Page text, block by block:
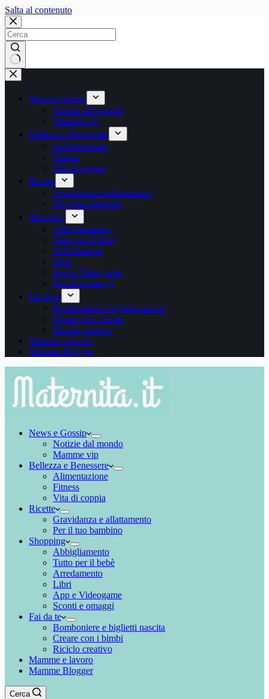
Salta al contenutoSalta
contenuto
Nessun
risultato
News e Gossip
Notizie dal mondo
Mamme vip
Bellezza e Benessere
Alimentazione
Fitness
Vita di coppia
Ricette
Gravidanza e allattamento
Per il tuo bambino
Shopping
Abbigliamento
Tutto per il bebè
Arredamento
Libri
App e Videogame
Sconti e omaggi
Fai da te
Bomboniere e biglietti nascita
Creare con i bimbi
Riciclo creativo
Mamme e lavoro
Mamme Blogger
News e Gossip
Notizie dal mondo
Mamme vip
Bellezza e Benessere
Alimentazione
Fitness
Vita di coppia
Ricette
Gravidanza e allattamento
Per il tuo bambino
Shopping
Abbigliamento
Tutto per il bebè
Arredamento
Libri
App e Videogame
Sconti e omaggi
Fai da te
Bomboniere e biglietti nascita
Creare con i bimbi
Riciclo creativo
Mamme e lavoro
Mamme Blogger
Cerca